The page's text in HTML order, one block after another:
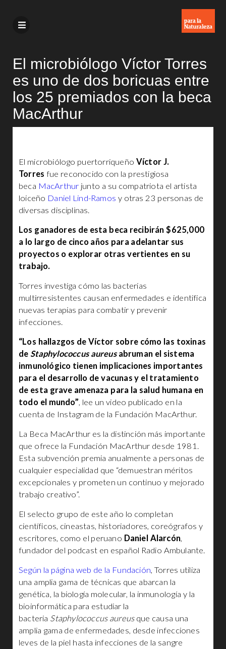
El microbiólogo Víctor Torres
es uno de dos boricuas entre
los 25 premiados con la beca
MacArthur
El microbiólogo puertorriqueño Víctor J.
Torres fue reconocido con la prestigiosa
beca MacArthur junto a su compatriota el artista
loiceño Daniel Lind-Ramos y otras 23 personas de
diversas disciplinas.
Los ganadores de esta beca recibirán $625,000
a lo largo de cinco años para adelantar sus
proyectos o explorar otras vertientes en su
trabajo.
Torres investiga cómo las bacterias
multirresistentes causan enfermedades e identifica
nuevas terapias para combatir y prevenir
infecciones.
“Los hallazgos de Víctor sobre cómo las toxinas
deStaphylococcus aureusabruman el sistema
inmunológico tienen implicaciones importantes
para el desarrollo de vacunas y el tratamiento
de esta grave amenaza para la salud humana en
todo el mundo”, lee un video publicado en la
cuenta de Instagram de la Fundación MacArthur.
La Beca MacArthur es la distinción más importante
que ofrece la Fundación MacArthur desde 1981.
Esta subvención premia anualmente a personas de
cualquier especialidad que “demuestran méritos
excepcionales y prometen un continuo y mejorado
trabajo creativo”.
El selecto grupo de este año lo completan
científicos, cineastas, historiadores, coreógrafos y
escritores, como el peruano Daniel Alarcón,
fundador del podcast en español Radio Ambulante.
Según la página web de la Fundación, Torres utiliza
una amplia gama de técnicas que abarcan la
genética, la biología molecular, la inmunología y la
bioinformática para estudiar la
bacteria Staphylococcus aureus que causa una
amplia gama de enfermedades, desde infecciones
leves de la piel hasta infecciones de la sangre